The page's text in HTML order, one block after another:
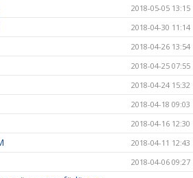
2018-05-05 13:15
2018-04-30 11:14
2018-04-26 13:54
2018-04-25 07:55
2018-04-24 15:32
2018-04-18 09:03
2018-04-16 12:30
2018-04-11 12:43
2018-04-06 09:27